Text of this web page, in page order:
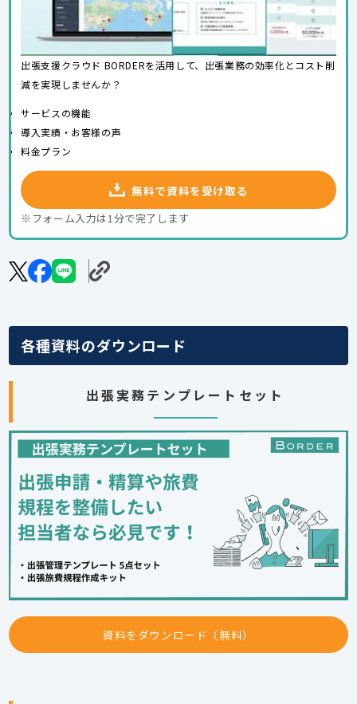
出張支援クラウド BORDERを活用して、出張業務の効率化とコスト削
減を実現しませんか？
サービスの機能
導入実績・お客様の声
料金プラン
無料で資料を受け取る
※フォーム入力は1分で完了します
各種資料のダウンロード
出張実務テンプレートセット
資料をダウンロード（無料）